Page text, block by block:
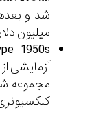
میلیون
مجموعه